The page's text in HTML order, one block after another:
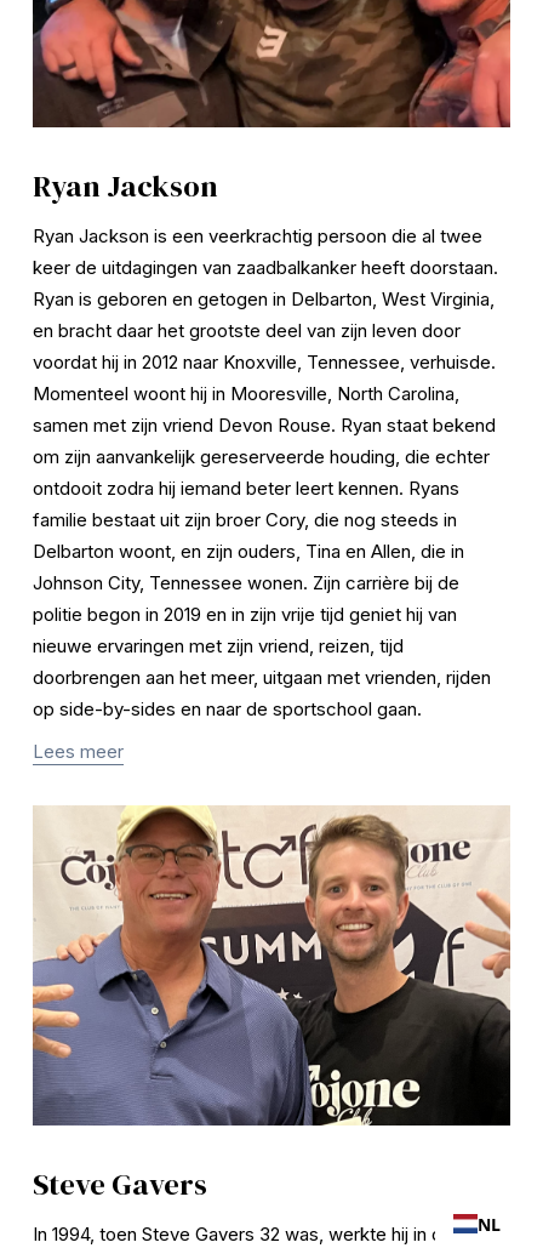
Ryan Jackson
Ryan Jackson is een veerkrachtig persoon die al twee
keer de uitdagingen van zaadbalkanker heeft doorstaan.
Ryan is geboren en getogen in Delbarton, West Virginia,
en bracht daar het grootste deel van zijn leven door
voordat hij in 2012 naar Knoxville, Tennessee, verhuisde.
Momenteel woont hij in Mooresville, North Carolina,
samen met zijn vriend Devon Rouse. Ryan staat bekend
om zijn aanvankelijk gereserveerde houding, die echter
ontdooit zodra hij iemand beter leert kennen. Ryans
familie bestaat uit zijn broer Cory, die nog steeds in
Delbarton woont, en zijn ouders, Tina en Allen, die in
Johnson City, Tennessee wonen. Zijn carrière bij de
politie begon in 2019 en in zijn vrije tijd geniet hij van
nieuwe ervaringen met zijn vriend, reizen, tijd
doorbrengen aan het meer, uitgaan met vrienden, rijden
op side-by-sides en naar de sportschool gaan.
Lees meer
Steve Gavers
In 1994, toen Steve Gavers 32 was, werkte hij in de bouw,
NL